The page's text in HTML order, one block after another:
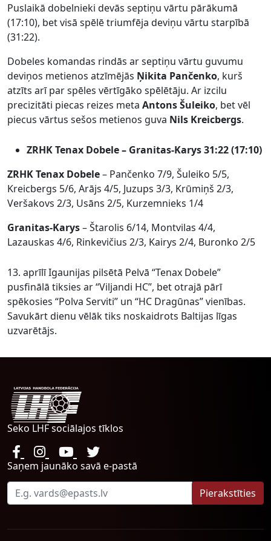
Puslaikā dobelnieki devās septiņu vārtu pārākumā
(17:10), bet visā spēlē triumfēja deviņu vārtu starpībā
(31:22).
Dobeles komandas rindās ar septiņu vārtu guvumu
deviņos metienos atzīmējās Ņikita Pančenko, kurš
atzīts arī par spēles vērtīgāko spēlētāju. Ar izcilu
precizitāti piecas reizes meta Antons Šuleiko, bet vēl
piecus vārtus sešos metienos guva Nils Kreicbergs.
ZRHK Tenax Dobele – Granitas-Karys 31:22 (17:10)
ZRHK Tenax Dobele– Pančenko 7/9, Šuleiko 5/5,
Kreicbergs 5/6, Arājs 4/5, Juzups 3/3, Krūmiņš 2/3,
Veršakovs 2/3, Usāns 2/5, Kurzemnieks 1/4
Granitas-Karys– Štarolis 6/14, Montvilas 4/4,
Lazauskas 4/6, Rinkevičius 2/3, Kairys 2/4, Buronko 2/5
13. aprīlī Igaunijas pilsētā Pelvā “Tenax Dobele”
pusfinālā tiksies ar “Viljandi HC”, bet otrajā pārī
spēkosies “Polva Serviti” un “HC Dragūnas” vienības.
Savukārt dienu vēlāk tiks noskaidrots Baltijas līgas
uzvarētājs.
Seko LHF sociālajos tīklos
Saņem jaunāko savā e-pastā